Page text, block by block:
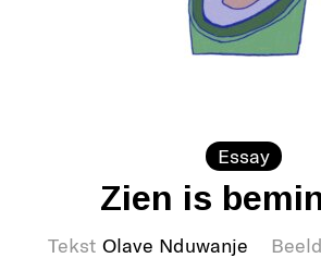
Essay
Zien is
Tekst Olave Nduwanje Beeld